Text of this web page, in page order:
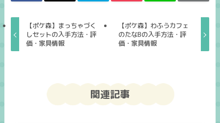
【ポケ森】まっちゃづく
しセットの入手方法・評
価・家具情報
【ポケ森】わふうカフェ
のたなBの入手方法・評
価・家具情報
関連記事